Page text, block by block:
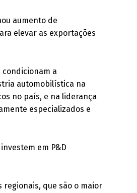
aumento de
elevar as exportações
condicionam a
automobilística na
no país, e na liderança
especializados e
em P&D
regionais, que são o maior